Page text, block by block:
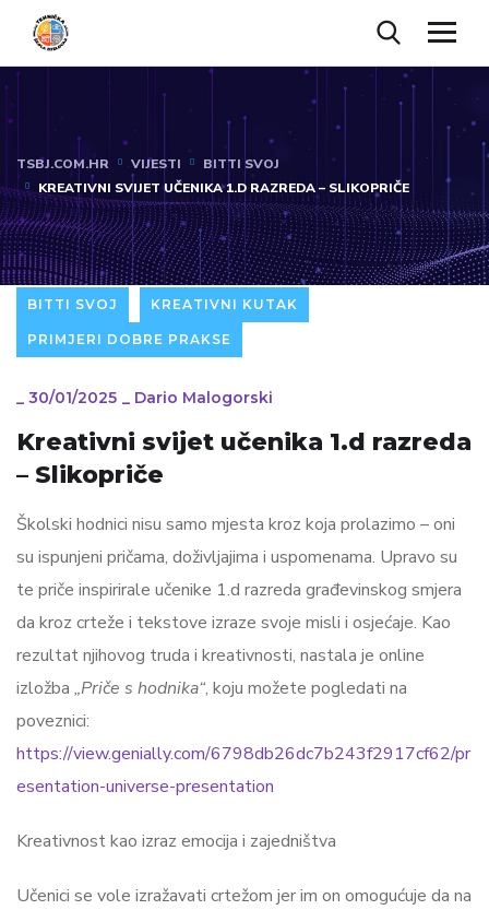
TSBJ.COM.HR VIJESTI
BITTI SVOJ
KREATIVNI SVIJET UČENIKA 1.D RAZREDA – SLIKOPRIČE
BITTI SVOJ KREATIVNI KUTAK
PRIMJERI DOBRE PRAKSE
_ 30/01/2025 _ Dario Malogorski
Kreativni svijet učenika 1.d razreda
– Slikopriče
Školski hodnici nisu samo mjesta kroz koja prolazimo – oni
su ispunjeni pričama, doživljajima i uspomenama. Upravo su
te priče inspirirale učenike 1.d razreda građevinskog smjera
da kroz crteže i tekstove izraze svoje misli i osjećaje. Kao
rezultat njihovog truda i kreativnosti, nastala je online
izložba „Priče s hodnika“, koju možete pogledati na
poveznici:
https://view.genially.com/6798db26dc7b243f2917cf62/pr
esentation-universe-presentation
Kreativnost kao izraz emocija i zajedništva
Učenici se vole izražavati crtežom jer im on omogućuje da na